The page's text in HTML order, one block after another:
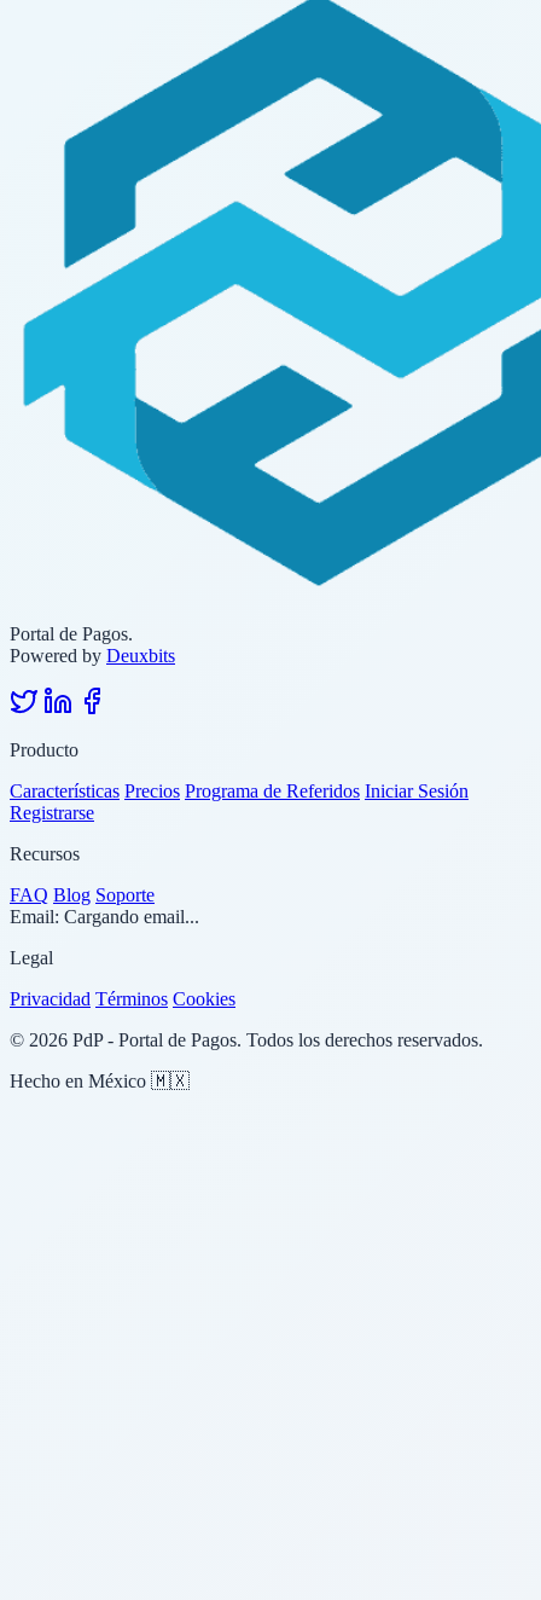
Portal de Pagos.
Powered by Deuxbits
Producto
Características Precios Programa de Referidos Iniciar Sesión
Registrarse
Recursos
FAQ Blog Soporte
Email: Cargando email...
Legal
Privacidad Términos Cookies
© 2026 PdP - Portal de Pagos. Todos los derechos reservados.
Hecho en México 🇲🇽